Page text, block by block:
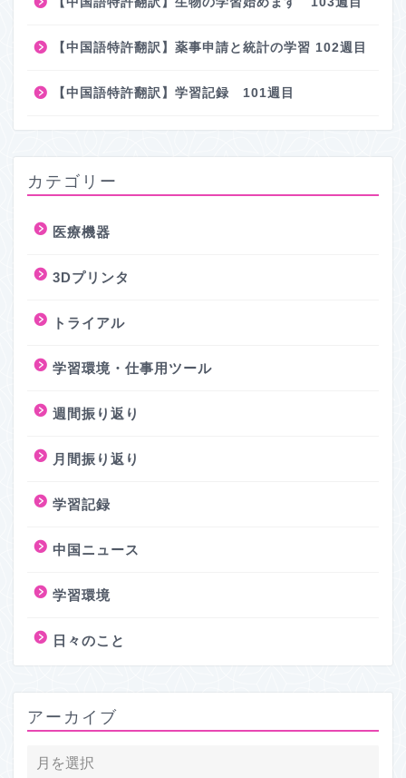
【中国語特許翻訳】薬事申請と統計の学習 102週目
【中国語特許翻訳】学習記録 101週目
カテゴリー
医療機器
3Dプリンタ
トライアル
学習環境・仕事用ツール
週間振り返り
月間振り返り
学習記録
中国ニュース
学習環境
日々のこと
アーカイブ